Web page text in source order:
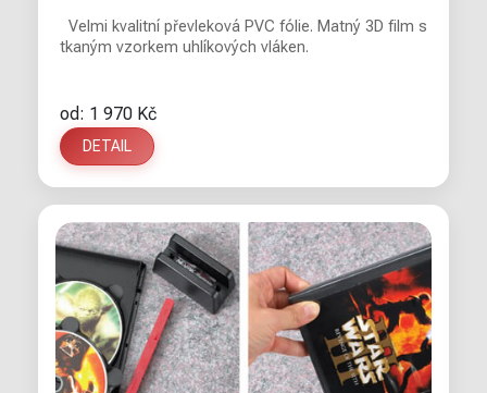
tkaným vzorkem uhlíkových vláken.
od: 1 970 Kč
DETAIL